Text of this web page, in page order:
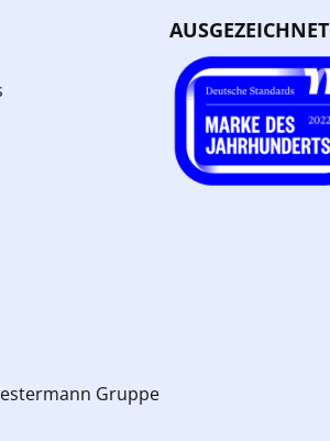
AUSGEZEICHNET
Gruppe